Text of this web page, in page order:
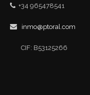
+34 965478541
inmo@ptoral.com
CIF: B53125266